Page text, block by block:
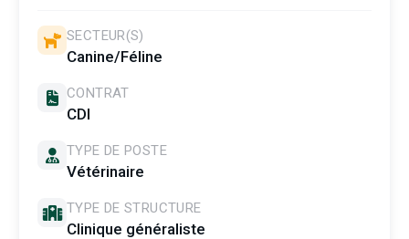
SECTEUR(S)
Canine/Féline
CONTRAT
CDI
TYPE DE POSTE
Vétérinaire
TYPE DE STRUCTURE
Clinique généraliste